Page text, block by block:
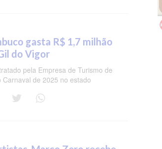
gasta R$ 1,7 milhão
do Vigor
pela Empresa de Turismo de
de 2025 no estado